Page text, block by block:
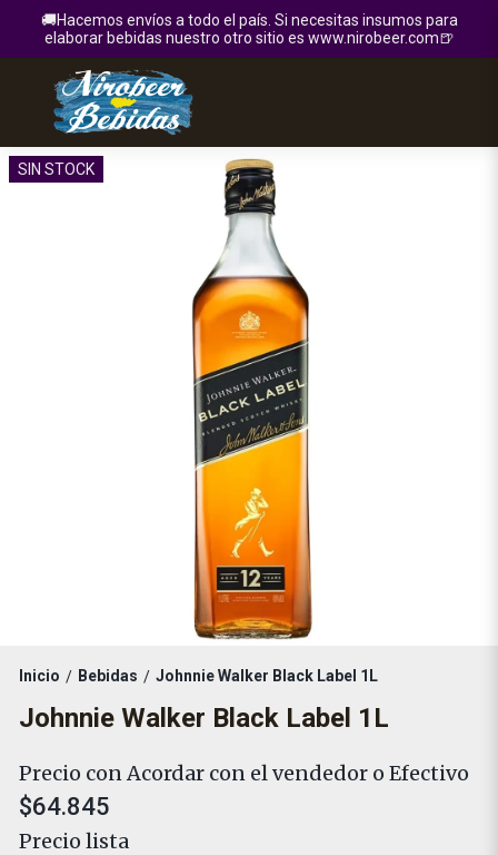
🚚Hacemos envíos a todo el país. Si necesitas insumos para
elaborar bebidas nuestro otro sitio es www.nirobeer.com🍺
SIN STOCK
Inicio / Bebidas / Johnnie Walker Black Label 1L
Johnnie Walker Black Label 1L
Precio con Acordar con el vendedor o Efectivo
$64.845
Precio lista